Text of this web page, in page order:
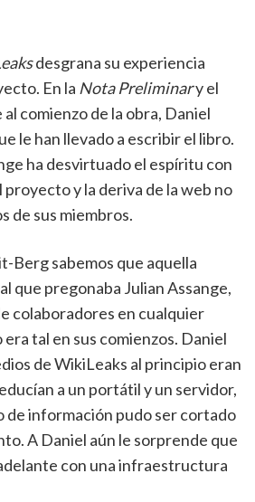
desgrana su experiencia
En la Nota Preliminary el
comienzo de la obra, Daniel
le han llevado a escribir el libro.
ha desvirtuado el espíritu con
proyecto y la deriva de la web no
de sus miembros.
Berg sabemos que aquella
que pregonaba Julian Assange,
colaboradores en cualquier
tal en sus comienzos. Daniel
de WikiLeaks al principio eran
a un portátil y un servidor,
de información pudo ser cortado
A Daniel aún le sorprende que
con una infraestructura